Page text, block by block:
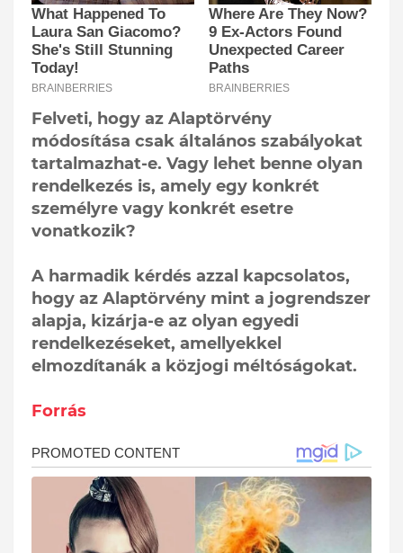
Felveti, hogy az Alaptörvény
módosítása csak általános szabályokat
tartalmazhat-e. Vagy lehet benne olyan
rendelkezés is, amely egy konkrét
személyre vagy konkrét esetre
vonatkozik?
A harmadik kérdés azzal kapcsolatos,
hogy az Alaptörvény mint a jogrendszer
alapja, kizárja-e az olyan egyedi
rendelkezéseket, amellyekkel
elmozdítanák a közjogi méltóságokat.
Forrás